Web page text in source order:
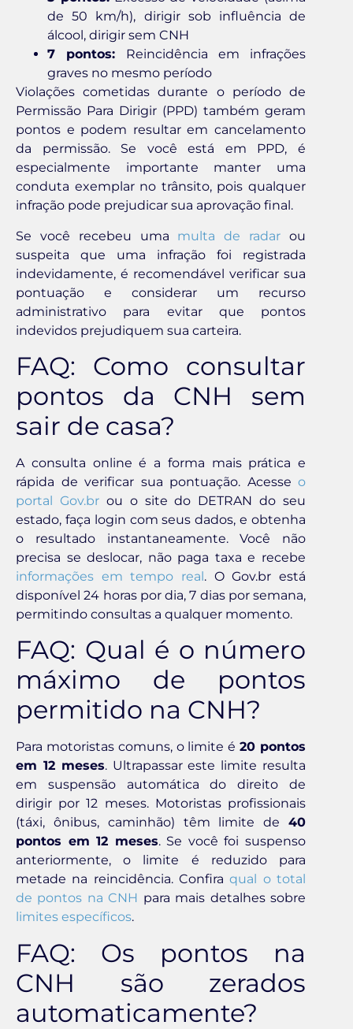
de 50 km/h), dirigir sob influência de
álcool, dirigir sem CNH
7 pontos: Reincidência em infrações
graves no mesmo período
Violações cometidas durante o período de
Permissão Para Dirigir (PPD) também geram
pontos e podem resultar em cancelamento
da permissão. Se você está em PPD, é
especialmente importante manter uma
conduta exemplar no trânsito, pois qualquer
infração pode prejudicar sua aprovação final.
Se você recebeu uma multa de radar ou
suspeita que uma infração foi registrada
indevidamente, é recomendável verificar sua
pontuação e considerar um recurso
administrativo para evitar que pontos
indevidos prejudiquem sua carteira.
FAQ: Como consultar
pontos da CNH sem
sair de casa?
A consulta online é a forma mais prática e
rápida de verificar sua pontuação. Acesse o
portal Gov.brou o site do DETRAN do seu
estado, faça login com seus dados, e obtenha
o resultado instantaneamente. Você não
precisa se deslocar, não paga taxa e recebe
informações em tempo real. O Gov.br está
disponível 24 horas por dia, 7 dias por semana,
permitindo consultas a qualquer momento.
FAQ: Qual é o número
máximo de pontos
permitido na CNH?
Para motoristas comuns, o limite é20 pontos
em 12 meses. Ultrapassar este limite resulta
em suspensão automática do direito de
dirigir por 12 meses. Motoristas profissionais
(táxi, ônibus, caminhão) têm limite de 40
pontos em 12 meses. Se você foi suspenso
anteriormente, o limite é reduzido para
metade na reincidência. Confiraqual o total
de pontos na CNH para mais detalhes sobre
limites específicos.
FAQ: Os pontos na
CNH são zerados
automaticamente?